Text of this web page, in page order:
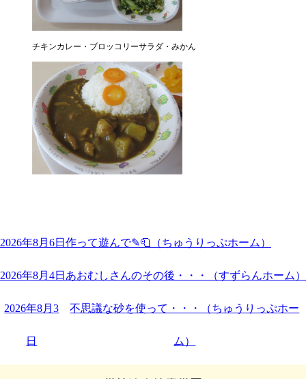
チキンカレー・ブロッコリーサラダ・みかん
2026年8月6日 作って遊んで✎🧻（ちゅうりっぷホーム）
2026年8月4日 あおむしさんのその後・・・（すずらんホーム）
2026年8月3
日
不思議な砂を使って・・・（ちゅうりっぷホー
ム）